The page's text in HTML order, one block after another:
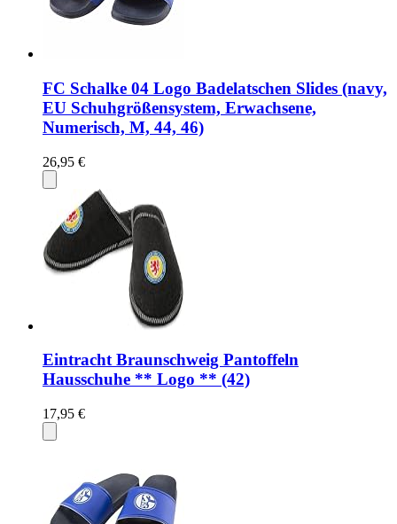
FC Schalke 04 Logo Badelatschen Slides (navy,
EU Schuhgrößensystem, Erwachsene,
Numerisch, M, 44, 46)
26,95 €
Eintracht Braunschweig Pantoffeln
Hausschuhe ** Logo ** (42)
17,95 €